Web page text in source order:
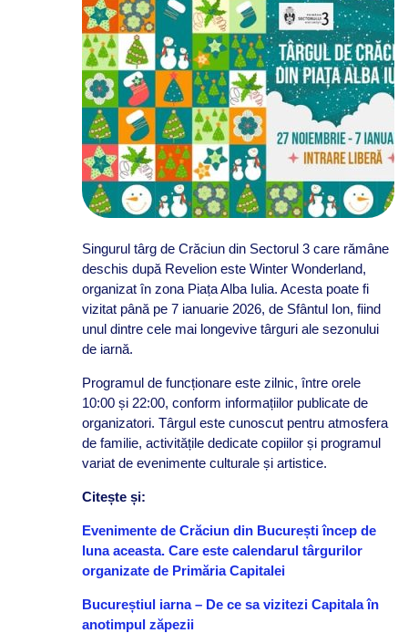
Singurul târg de Crăciun din Sectorul 3 care rămâne
deschis după Revelion este Winter Wonderland,
organizat în zona Piața Alba Iulia. Acesta poate fi
vizitat până pe 7 ianuarie 2026, de Sfântul Ion, fiind
unul dintre cele mai longevive târguri ale sezonului
de iarnă.
Programul de funcționare este zilnic, între orele
10:00 și 22:00, conform informațiilor publicate de
organizatori. Târgul este cunoscut pentru atmosfera
de familie, activitățile dedicate copiilor și programul
variat de evenimente culturale și artistice.
Citește și:
Evenimente de Crăciun din București încep de
luna aceasta. Care este calendarul târgurilor
organizate de Primăria Capitalei
Bucureștiul iarna – De ce sa vizitezi Capitala în
anotimpul zăpezii